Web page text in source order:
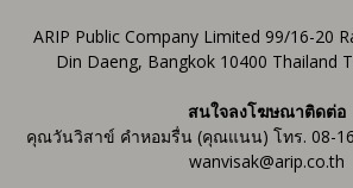
ARIP Public Company Limited 99/16-20
Din Daeng, Bangkok 10400 Thailand
สนใจลงโฆษณาติดต่อ
คุณวันวิสาข์ คำหอมรื่น (คุณแนน) โทร. 08-
wanvisak@arip.co.th